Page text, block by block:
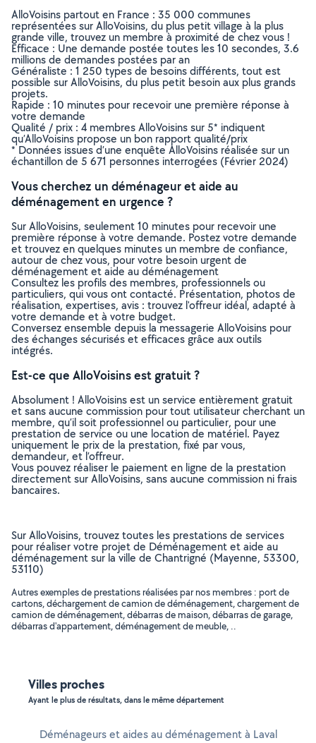
AlloVoisins partout en France : 35 000 communes
représentées sur AlloVoisins, du plus petit village à la plus
grande ville, trouvez un membre à proximité de chez vous !
Efficace : Une demande postée toutes les 10 secondes, 3.6
millions de demandes postées par an
Généraliste : 1 250 types de besoins différents, tout est
possible sur AlloVoisins, du plus petit besoin aux plus grands
projets.
Rapide : 10 minutes pour recevoir une première réponse à
votre demande
Qualité / prix : 4 membres AlloVoisins sur 5* indiquent
qu’AlloVoisins propose un bon rapport qualité/prix
* Données issues d’une enquête AlloVoisins réalisée sur un
échantillon de 5 671 personnes interrogées (Février 2024)
Vous cherchez un déménageur et aide au
déménagement en urgence ?
Sur AlloVoisins, seulement 10 minutes pour recevoir une
première réponse à votre demande. Postez votre demande
et trouvez en quelques minutes un membre de confiance,
autour de chez vous, pour votre besoin urgent de
déménagement et aide au déménagement
Consultez les profils des membres, professionnels ou
particuliers, qui vous ont contacté. Présentation, photos de
réalisation, expertises, avis : trouvez l'offreur idéal, adapté à
votre demande et à votre budget.
Conversez ensemble depuis la messagerie AlloVoisins pour
des échanges sécurisés et efficaces grâce aux outils
intégrés.
Est-ce que AlloVoisins est gratuit ?
Absolument ! AlloVoisins est un service entièrement gratuit
et sans aucune commission pour tout utilisateur cherchant un
membre, qu’il soit professionnel ou particulier, pour une
prestation de service ou une location de matériel. Payez
uniquement le prix de la prestation, fixé par vous,
demandeur, et l’offreur.
Vous pouvez réaliser le paiement en ligne de la prestation
directement sur AlloVoisins, sans aucune commission ni frais
bancaires.
Sur AlloVoisins, trouvez toutes les prestations de services
pour réaliser votre projet de Déménagement et aide au
déménagement sur la ville de Chantrigné (Mayenne, 53300,
53110)
Autres exemples de prestations réalisées par nos membres : port de
cartons, déchargement de camion de déménagement, chargement de
camion de déménagement, débarras de maison, débarras de garage,
débarras d'appartement, déménagement de meuble, ..
Villes proches
Ayant le plus de résultats, dans le même département
Déménageurs et aides au déménagement à Laval